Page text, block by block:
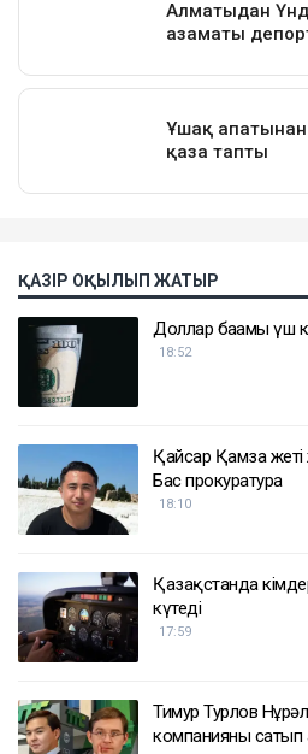
ҚАЗІР ОҚЫЛЫП ЖАТЫР
Доллар бағамы үш
18:52
Қайсар Қамза жеті
Бас прокуратура
18:10
Қазақстанда
күтеді
17:59
Тимур Турлов
компанияны